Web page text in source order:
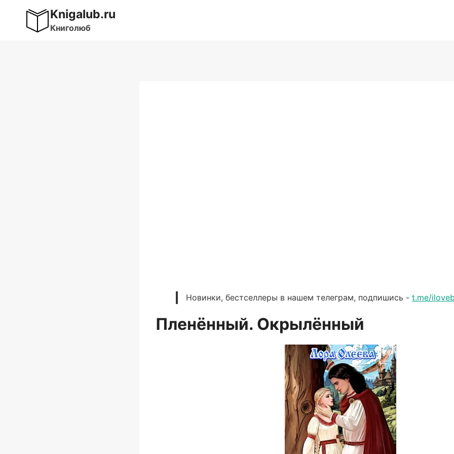
содержимому
Knigalub.ru
Книголюб
Новинки, бестселлеры в нашем телеграм, подпишись - t.me/
Пленённый. Окрылённый